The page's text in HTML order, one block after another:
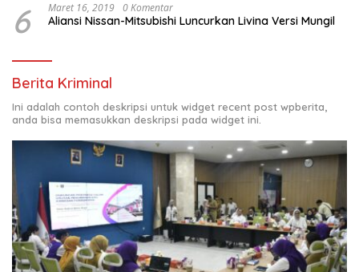
6 Maret 16, 2019 0 Komentar
Aliansi Nissan-Mitsubishi Luncurkan Livina Versi Mungil
Berita Kriminal
Ini adalah contoh deskripsi untuk widget recent post wpberita,
anda bisa memasukkan deskripsi pada widget ini.